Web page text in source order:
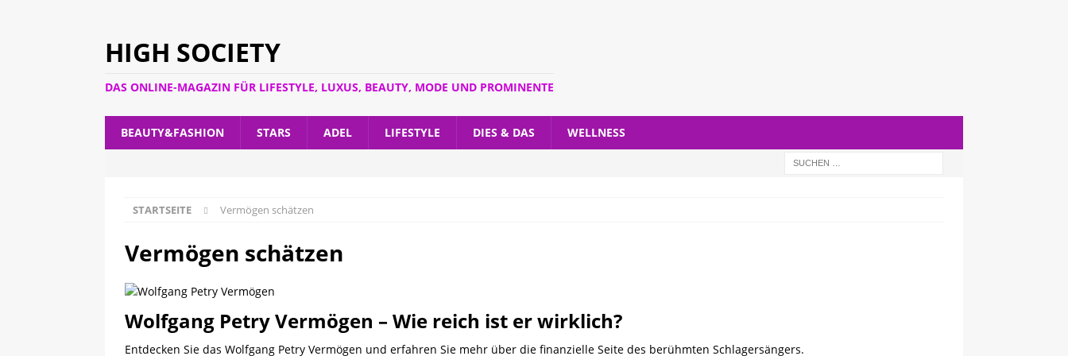
HIGH SOCIETY
DAS ONLINE-MAGAZIN FÜR LIFESTYLE, LUXUS, BEAUTY, MODE UND PROMINENTE
BEAUTY&FASHION STARS ADEL LIFESTYLE DIES & DAS WELLNESS
STARTSEITE Vermögen schätzen
Vermögen schätzen
Wolfgang Petry Vermögen – Wie reich ist er wirklich?
Entdecken Sie das Wolfgang Petry Vermögen und erfahren Sie mehr über die finanzielle Seite des berühmten Schlagersängers.